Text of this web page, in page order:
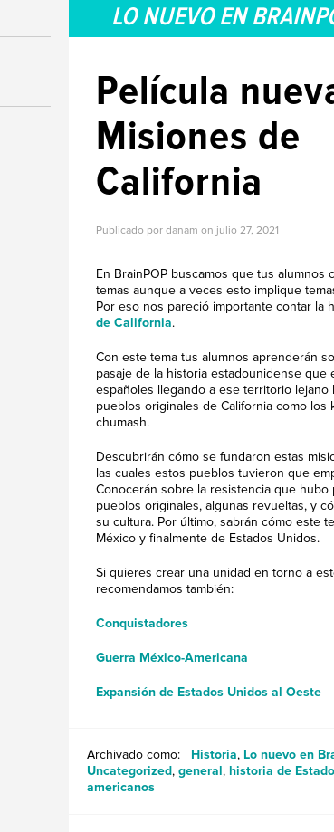
LO NUEVO EN
Película
Misiones de
California
Publicado por danam on julio 27, 2021
En BrainPOP buscamos que tus alumnos
temas aunque a veces esto implique
Por eso nos pareció importante contar la
de California.
Con este tema tus alumnos aprenderán
pasaje de la historia estadounidense que
españoles llegando a ese territorio lejano
pueblos originales de California como los
chumash.
Descubrirán cómo se fundaron estas
las cuales estos pueblos tuvieron que
Conocerán sobre la resistencia que hubo
pueblos originales, algunas revueltas, y
su cultura. Por último, sabrán cómo este
México y finalmente de Estados Unidos.
Si quieres crear una unidad en torno a
recomendamos también:
Conquistadores
Guerra México-Americana
Expansión de Estados Unidos al Oeste
Archivado como: Historia, Lo nuevo en
Uncategorized, general, historia de
americanos